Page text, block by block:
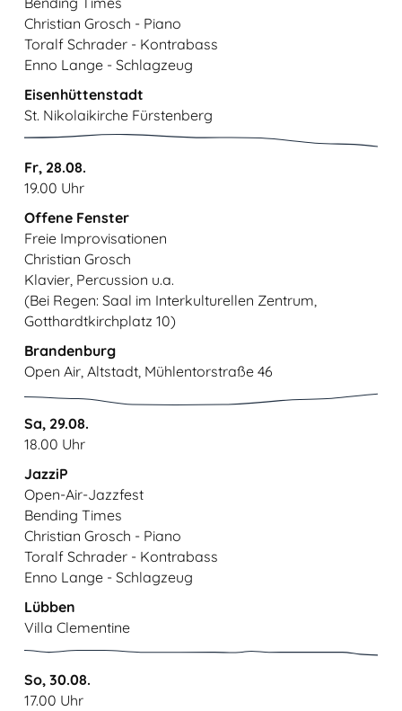
Christian Grosch - Piano
Toralf Schrader - Kontrabass
Enno Lange - Schlagzeug
Eisenhüttenstadt
St. Nikolaikirche Fürstenberg
Fr, 28.08.
19.00 Uhr
Offene Fenster
Freie Improvisationen
Christian Grosch
Klavier, Percussion u.a.
(Bei Regen: Saal im Interkulturellen Zentrum,
Gotthardtkirchplatz 10)
Brandenburg
Open Air, Altstadt, Mühlentorstraße 46
Sa, 29.08.
18.00 Uhr
JazziP
Open-Air-Jazzfest
Bending Times
Christian Grosch - Piano
Toralf Schrader - Kontrabass
Enno Lange - Schlagzeug
Lübben
Villa Clementine
So, 30.08.
17.00 Uhr